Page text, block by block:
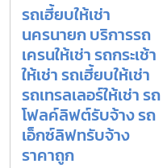
รถเฮี้ยบให้เช่า
นครนายก บริการรถ
เครนให้เช่า รถกระเช้า
ให้เช่า รถเฮี้ยบให้เช่า
รถเทรลเลอร์ให้เช่า รถ
โฟลค์ลิฟต์รับจ้าง รถ
เอ็กซ์ลิฟทรับจ้าง
ราคาถูก